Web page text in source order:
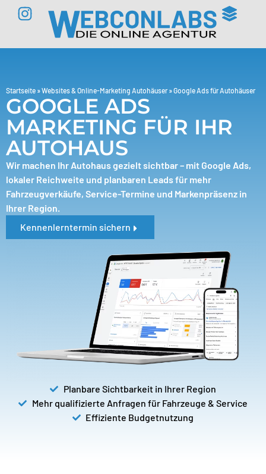
springen
Startseite »Websites & Online-Marketing Autohäuser»Google Ads für Autohäuser
GOOGLE ADS
MARKETING FÜR IHR
AUTOHAUS
Wir machen Ihr Autohaus gezielt sichtbar – mit Google Ads,
lokaler Reichweite und planbaren Leads für mehr
Fahrzeugverkäufe, Service-Termine und Markenpräsenz in
Ihrer Region.
Kennenlerntermin sichern
Planbare Sichtbarkeit in Ihrer Region
Mehr qualifizierte Anfragen für Fahrzeuge & Service
Effiziente Budgetnutzung